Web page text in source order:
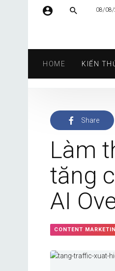
Mật khẩu
Tự động đăng nhập
08/
HOME KIẾN
Share
Làm
tăng
AI
CONTENT